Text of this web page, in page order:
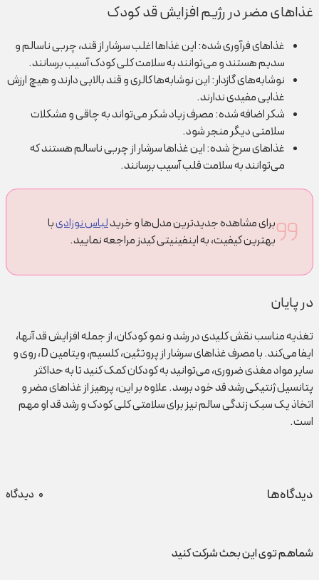
غذاهای مضر در رژیم افزایش قد کودک
غذاهای فرآوری شده: این غذاها اغلب سرشار از قند، چربی ناسالم و
سدیم هستند و می‌توانند به سلامت کلی کودک آسیب برسانند.
نوشابه‌های گازدار: این نوشابه‌ها کالری و قند بالایی دارند و هیچ ارزش
غذایی مفیدی ندارند.
شکر اضافه شده: مصرف زیاد شکر می‌تواند به چاقی و مشکلات
سلامتی دیگر منجر شود.
غذاهای سرخ شده: این غذاها سرشار از چربی ناسالم هستند که
می‌توانند به سلامت قلب آسیب برسانند.
برای مشاهده جدیدترین مدل‌ها و خریدلباس نوزادیبا
بهترین کیفیت، به اینفینیتی کیدز مراجعه نمایید.
در پایان
تغذیه مناسب نقش کلیدی در رشد و نمو کودکان، از جمله افزایش قد آنها،
ایفا می‌کند. با مصرف غذاهای سرشار از پروتئین، کلسیم، ویتامین D، روی و
سایر مواد مغذی ضروری، می‌توانید به کودکان کمک کنید تا به حداکثر
پتانسیل ژنتیکی رشد قد خود برسد. علاوه بر این، پرهیز از غذاهای مضر و
اتخاذ یک سبک زندگی سالم نیز برای سلامتی کلی کودک و رشد قد او مهم
است.
دیدگاه‌ها 0 دیدگاه
شماهم توی این بحث شرکت کنید